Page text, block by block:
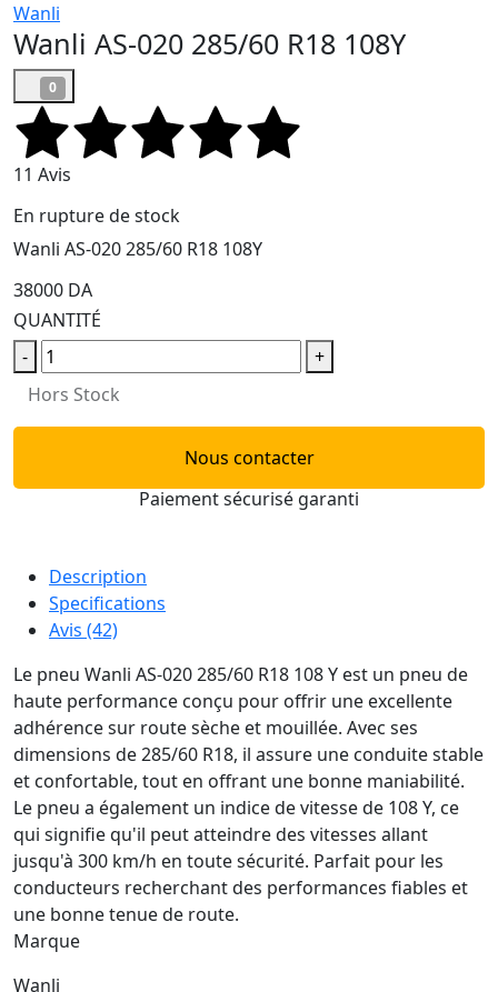
Wanli
Wanli AS-020 285/60 R18 108Y
0
11 Avis
En rupture de stock
Wanli AS-020 285/60 R18 108Y
38000 DA
QUANTITÉ
-
+
Hors Stock
Nous contacter
Paiement sécurisé garanti
Description
Specifications
Avis (42)
Le pneu Wanli AS-020 285/60 R18 108 Y est un pneu de
haute performance conçu pour offrir une excellente
adhérence sur route sèche et mouillée. Avec ses
dimensions de 285/60 R18, il assure une conduite stable
et confortable, tout en offrant une bonne maniabilité.
Le pneu a également un indice de vitesse de 108 Y, ce
qui signifie qu'il peut atteindre des vitesses allant
jusqu'à 300 km/h en toute sécurité. Parfait pour les
conducteurs recherchant des performances fiables et
une bonne tenue de route.
Marque
Wanli